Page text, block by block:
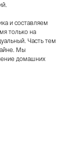
и составляем
только на
Часть тем
Мы
домашних